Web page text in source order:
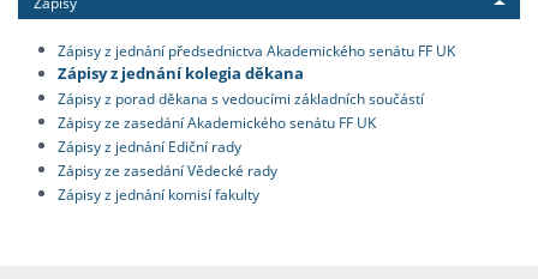
Zápisy z jednání předsednictva Akademického senátu FF UK
Zápisy z jednání kolegia děkana
Zápisy z porad děkana s vedoucími základních součástí
Zápisy ze zasedání Akademického senátu FF UK
Zápisy z jednání Ediční rady
Zápisy ze zasedání Vědecké rady
Zápisy z jednání komisí fakulty